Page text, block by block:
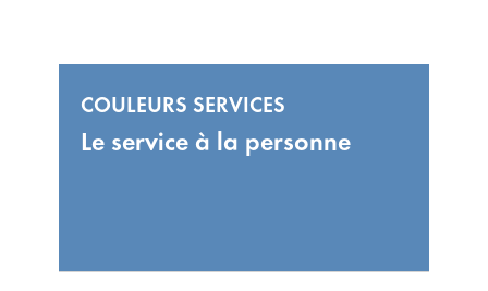
COULEURS SERVICES
Le service à la personne